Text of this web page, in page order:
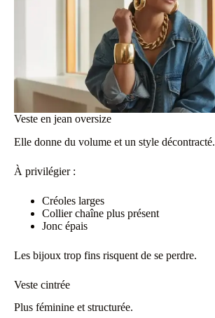
Veste en jean oversize
Elle donne du volume et un style décontracté.
À privilégier :
Créoles larges
Collier chaîne plus présent
Jonc épais
Les bijoux trop fins risquent de se perdre.
Veste cintrée
Plus féminine et structurée.